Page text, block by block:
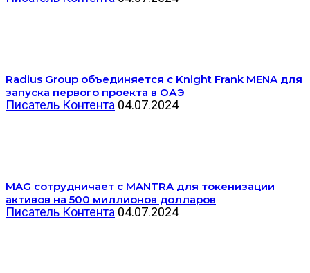
Radius Group объединяется с Knight Frank MENA для
запуска первого проекта в ОАЭ
Писатель Контента 04.07.2024
MAG сотрудничает с MANTRA для токенизации
активов на 500 миллионов долларов
Писатель Контента 04.07.2024